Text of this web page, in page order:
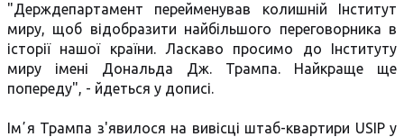
"Держдепартамент перейменував колишній Інститут
миру, щоб відобразити найбільшого переговорника в
історії нашої країни. Ласкаво просимо до Інституту
миру імені Дональда Дж. Трампа. Найкраще ще
попереду", - йдеться у дописі.
Імʼя Трампа з'явилося на вивісці штаб-квартири USIP у